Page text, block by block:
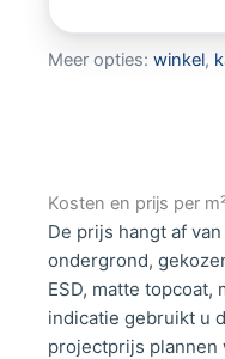
Meer opties: winkel,
Kosten en prijs per
De prijs hangt af
ondergrond,
ESD, matte topcoat,
indicatie gebruikt u
projectprijs plannen